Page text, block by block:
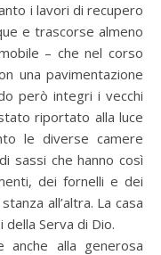
i lavori di recupero
e trascorse almeno
– che nel corso
una pavimentazione
però integri i vecchi
riportato alla luce
le diverse camere
sassi che hanno così
dei fornelli e dei
all’altra. La casa
Serva di Dio.
alla generosa